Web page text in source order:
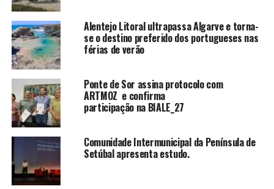
Alentejo Litoral ultrapassa Algarve e torna-
se o destino preferido dos portugueses nas
férias de verão
Ponte de Sor assina protocolo com
ARTMOZ e confirma
participação na BIALE_27
Comunidade Intermunicipal da Península de
Setúbal apresenta estudo.